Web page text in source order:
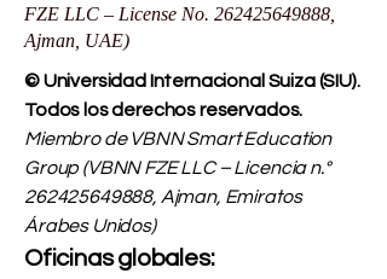
FZE LLC – License No. 262425649888
Ajman, UAE)
© Universidad Internacional Suiza (SIU).
Todos los derechos reservados.
Miembro de VBNN Smart Education
Group (VBNN FZE LLC – Licencia n.°
262425649888, Ajman, Emiratos
Árabes Unidos)
Oficinas globales: